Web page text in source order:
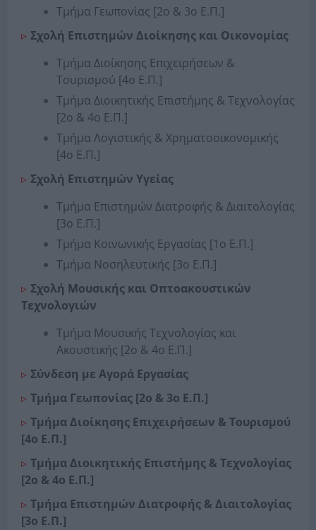
Τμήμα Γεωπονίας [2ο & 3ο Ε.Π.]
Σχολή Επιστημών Διοίκησης και Οικονομίας
Τμήμα Διοίκησης Επιχειρήσεων &
Τουρισμού [4ο Ε.Π.]
Τμήμα Διοικητικής Επιστήμης & Τεχνολογίας
[2ο & 4ο Ε.Π.]
Τμήμα Λογιστικής & Χρηματοοικονομικής
[4ο Ε.Π.]
Σχολή Επιστημών Υγείας
Τμήμα Επιστημών Διατροφής & Διαιτολογίας
[3ο Ε.Π.]
Τμήμα Κοινωνικής Εργασίας [1ο Ε.Π.]
Τμήμα Νοσηλευτικής [3ο Ε.Π.]
Σχολή Μουσικής και Οπτοακουστικών
Τεχνολογιών
Τμήμα Μουσικής Τεχνολογίας και
Ακουστικής [2ο & 4ο Ε.Π.]
Σύνδεση με Αγορά Εργασίας
Τμήμα Γεωπονίας [2ο & 3ο Ε.Π.]
Τμήμα Διοίκησης Επιχειρήσεων & Τουρισμού
[4ο Ε.Π.]
Τμήμα Διοικητικής Επιστήμης & Τεχνολογίας
[2ο & 4ο Ε.Π.]
Τμήμα Επιστημών Διατροφής & Διαιτολογίας
[3ο Ε.Π.]